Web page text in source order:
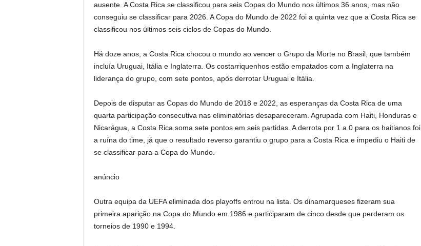
ausente. A Costa Rica se classificou para seis Copas do Mundo nos últimos 36 anos, mas não
conseguiu se classificar para 2026. A Copa do Mundo de 2022 foi a quinta vez que a Costa Rica se
classificou nos últimos seis ciclos de Copas do Mundo.
Há doze anos, a Costa Rica chocou o mundo ao vencer o Grupo da Morte no Brasil, que também
incluía Uruguai, Itália e Inglaterra. Os costarriquenhos estão empatados com a Inglaterra na
liderança do grupo, com sete pontos, após derrotar Uruguai e Itália.
Depois de disputar as Copas do Mundo de 2018 e 2022, as esperanças da Costa Rica de uma
quarta participação consecutiva nas eliminatórias desapareceram. Agrupada com Haiti, Honduras e
Nicarágua, a Costa Rica soma sete pontos em seis partidas. A derrota por 1 a 0 para os haitianos foi
a ruína do time, já que o resultado reverso garantiu o grupo para a Costa Rica e impediu o Haiti de
se classificar para a Copa do Mundo.
anúncio
Outra equipa da UEFA eliminada dos playoffs entrou na lista. Os dinamarqueses fizeram sua
primeira aparição na Copa do Mundo em 1986 e participaram de cinco desde que perderam os
torneios de 1990 e 1994.